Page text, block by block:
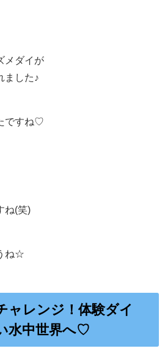
メダイが
ました♪
ですね♡
ね(笑)
ね☆
ャレンジ！体験ダイ
水中世界へ♡